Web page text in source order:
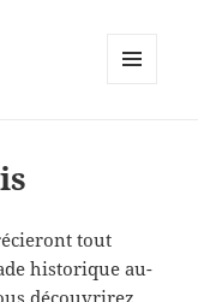
tout
historique au-